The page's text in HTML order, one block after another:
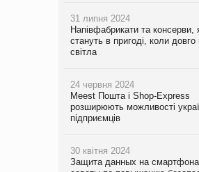
31 липня 2024
Напівфабрикати та консерви,
стануть в пригоді, коли
світла
24 червня 2024
Meest Пошта і Shop-Express
розширюють можливості
підприємців
30 квітня 2024
Защита данных на